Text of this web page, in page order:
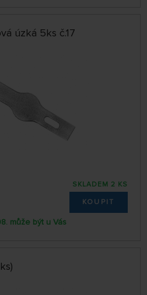
úzká 5ks č.17
SKLADEM 2 KS
KOUPIT
může být u Vás